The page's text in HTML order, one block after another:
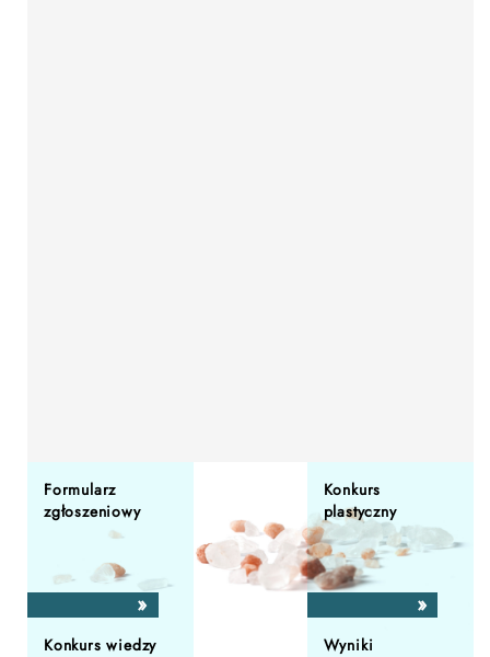
Formularz
zgłoszeniowy
Konkurs
plastyczny
Konkurs wiedzy Wyniki